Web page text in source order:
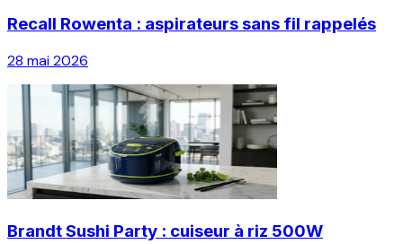
Recall Rowenta : aspirateurs sans fil rappelés
28 mai 2026
Brandt Sushi Party : cuiseur à riz 500W